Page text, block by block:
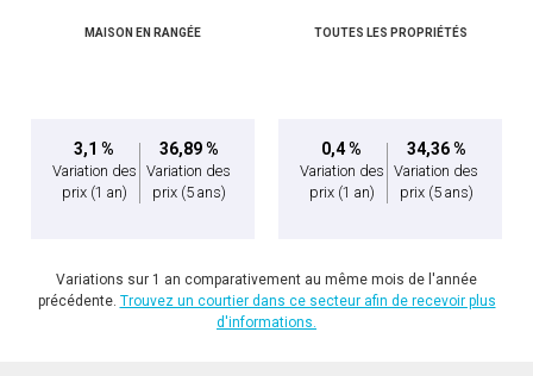
MAISON EN RANGÉE
3,1 %
Variation des
prix (1 an)
36,89 %
Variation des
prix (5 ans)
TOUTES LES PROPRIÉTÉS
0,4 %
Variation des
prix (1 an)
34,36 %
Variation des
prix (5 ans)
Variations sur 1 an comparativement au même mois de l'année
précédente. Trouvez un courtier dans ce secteur afin de recevoir plus
d'informations.